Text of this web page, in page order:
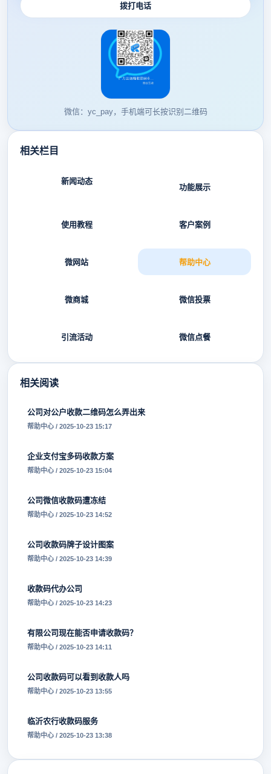
拨打电话
微信：yc_pay，手机端可长按识别二维码
相关栏目
新闻动态
功能展示
使用教程 客户案例
微网站 帮助中心
微商城 微信投票
引流活动 微信点餐
相关阅读
公司对公户收款二维码怎么弄出来
帮助中心 / 2025-10-23 15:17
企业支付宝多码收款方案
帮助中心 / 2025-10-23 15:04
公司微信收款码遭冻结
帮助中心 / 2025-10-23 14:52
公司收款码牌子设计图案
帮助中心 / 2025-10-23 14:39
收款码代办公司
帮助中心 / 2025-10-23 14:23
有限公司现在能否申请收款码？
帮助中心 / 2025-10-23 14:11
公司收款码可以看到收款人吗
帮助中心 / 2025-10-23 13:55
临沂农行收款码服务
帮助中心 / 2025-10-23 13:38